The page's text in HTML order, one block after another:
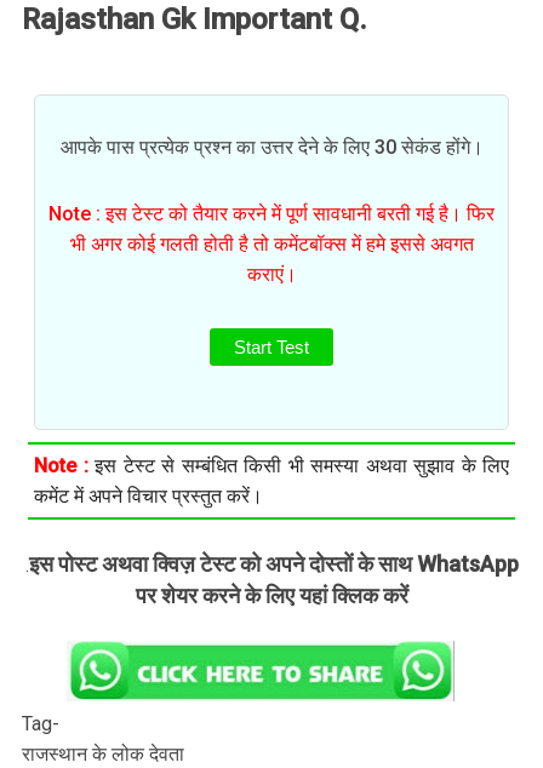
Rajasthan Gk Important Q.
आपके पास प्रत्येक प्रश्न का उत्तर देने के लिए 30 सेकंड होंगे।
Note : इस टेस्ट को तैयार करने में पूर्ण सावधानी बरती गई है। फिर
भी अगर कोई गलती होती है तो कमेंटबॉक्स में हमे इससे अवगत
कराएं।
Start Test
Note :इस टेस्ट से सम्बंधित किसी भी समस्या अथवा सुझाव के लिए
कमेंट में अपने विचार प्रस्तुत करें।
.इस पोस्ट अथवा क्विज़ टेस्ट को अपने दोस्तों के साथ WhatsApp
पर शेयर करने के लिए यहां क्लिक करें
Tag-
राजस्थान के लोक देवता